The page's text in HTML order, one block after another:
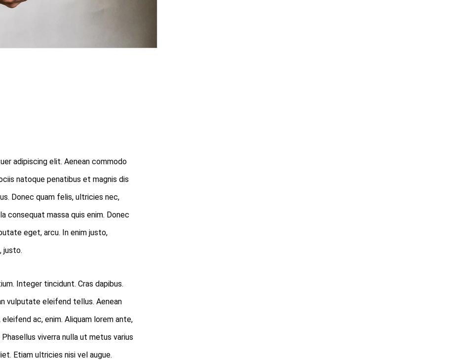
adipiscing elit. Aenean commodo
natoque penatibus et magnis dis
Donec quam felis, ultricies nec,
consequat massa quis enim. Donec
eget, arcu. In enim justo,
justo.
Integer tincidunt. Cras dapibus.
vulputate eleifend tellus. Aenean
ac, enim. Aliquam lorem ante,
viverra nulla ut metus varius
Etiam ultricies nisi vel augue.